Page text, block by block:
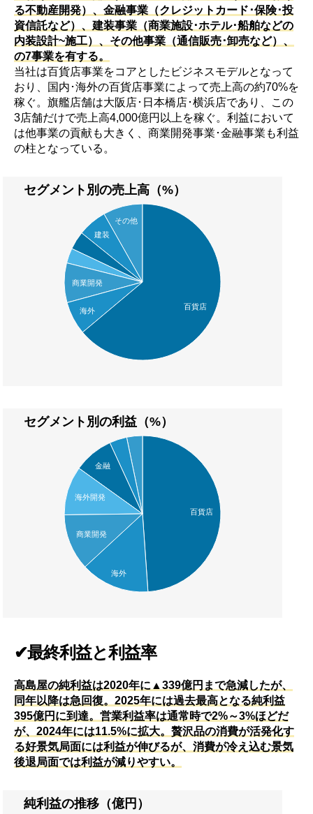
る不動産開発）、金融事業（クレジットカード･保険･投
資信託など）、建装事業（商業施設･ホテル･船舶などの
内装設計~施工）、その他事業（通信販売･卸売など）、
の7事業を有する。
当社は百貨店事業をコアとしたビジネスモデルとなって
おり、国内･海外の百貨店事業によって売上高の約70%を
稼ぐ。旗艦店舗は大阪店･日本橋店･横浜店であり、この
3店舗だけで売上高4,000億円以上を稼ぐ。利益において
は他事業の貢献も大きく、商業開発事業･金融事業も利益
の柱となっている。
セグメント別の売上高（%）
その他
建装
商業開発
海外 百貨店
セグメント別の利益（%）
百貨店
金融
海外開発
商業開発
海外
✔最終利益と利益率
高島屋の純利益は2020年に▲339億円まで急減したが、
同年以降は急回復。2025年には過去最高となる純利益
395億円に到達。営業利益率は通常時で2%～3%ほどだ
が、2024年には11.5%に拡大。贅沢品の消費が活発化す
る好景気局面には利益が伸びるが、消費が冷え込む景気
後退局面では利益が減りやすい。
純利益の推移（億円）